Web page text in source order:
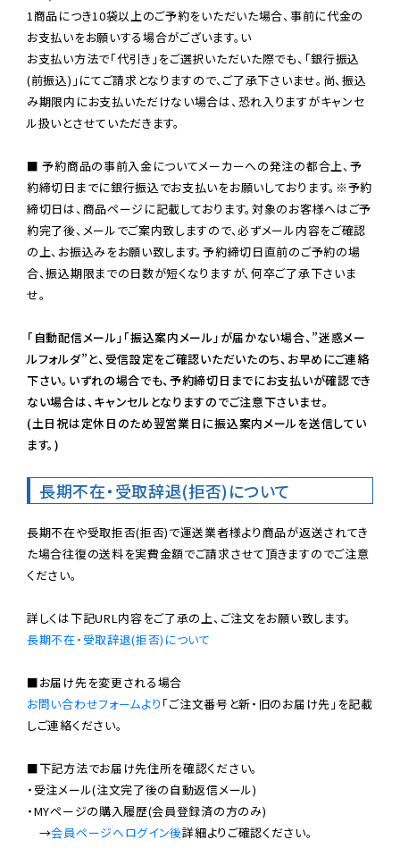
1商品につき10袋以上のご予約をいただいた場合、事前に代金の
お支払いをお願いする場合がございます。い
お支払い方法で「代引き」をご選択いただいた際でも、「銀行振込
(前振込)」にてご請求となりますので、ご了承下さいませ。尚、振込
み期限内にお支払いただけない場合は、恐れ入りますがキャンセ
ル扱いとさせていただきます。
■ 予約商品の事前入金についてメーカーへの発注の都合上、予
約締切日までに銀行振込でお支払いをお願いしております。※予約
締切日は、商品ページに記載しております。対象のお客様へはご予
約完了後、メールでご案内致しますので、必ずメール内容をご確認
の上、お振込みをお願い致します。予約締切日直前のご予約の場
合、振込期限までの日数が短くなりますが、何卒ご了承下さいま
せ。
「自動配信メール」「振込案内メール」が届かない場合、”迷惑メー
ルフォルダ”と、受信設定をご確認いただいたのち、お早めにご連絡
下さい。いずれの場合でも、予約締切日までにお支払いが確認でき
ない場合は、キャンセルとなりますのでご注意下さいませ。
(土日祝は定休日のため翌営業日に振込案内メールを送信してい
ます。)
長期不在・受取辞退(拒否)について
長期不在や受取拒否(拒否)で運送業者様より商品が返送されてき
た場合往復の送料を実費金額でご請求させて頂きますのでご注意
ください。
長期不在・受取辞退(拒否)について
お問い合わせフォームより 「ご注文番号と新・旧のお届け先」を記載
しご連絡ください。
■下記方法でお届け先住所を確認ください。
・受注メール(注文完了後の自動返信メール)
・MYページの購入履歴(会員登録済の方のみ)
→会員ページへログイン後詳細よりご確認ください。